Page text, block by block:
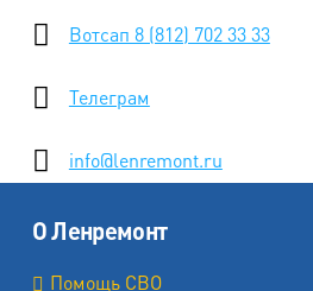
Вотсап 8 (812) 702 33 33
Телеграм
info@lenremont.ru
О Ленремонт
Помощь СВО